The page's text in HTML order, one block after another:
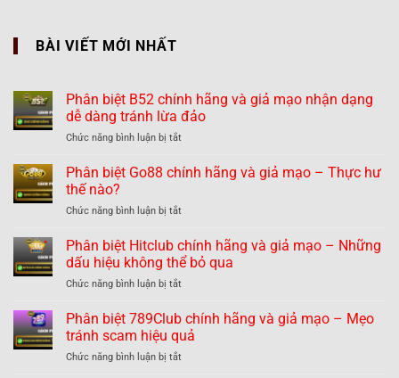
BÀI VIẾT MỚI NHẤT
Phân biệt B52 chính hãng và giả mạo nhận dạng
dễ dàng tránh lừa đảo
Chức năng bình luận bị tắt
biệt
hãng
giả
mạo
dạng
dàng
tránh
đảo
Phân biệt Go88 chính hãng và giả mạo – Thực hư
thế nào?
Chức năng bình luận bị tắt
biệt
Go88
chính
hãng
giả
mạo
Thực
Phân biệt Hitclub chính hãng và giả mạo – Những
dấu hiệu không thể bỏ qua
Chức năng bình luận bị tắt
biệt
Hitclub
chính
hãng
Phân biệt 789Club chính hãng và giả mạo – Mẹo
tránh scam hiệu quả
Chức năng bình luận bị tắt